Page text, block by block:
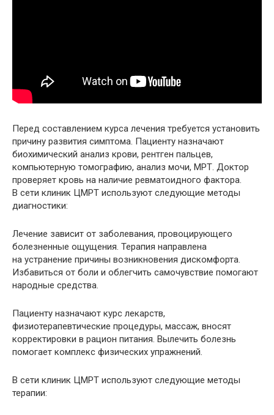
Перед составлением курса лечения требуется установить
причину развития симптома. Пациенту назначают
биохимический анализ крови, рентген пальцев,
компьютерную томографию, анализ мочи, МРТ. Доктор
проверяет кровь на наличие ревматоидного фактора.
В сети клиник ЦМРТ используют следующие методы
диагностики:
Лечение зависит от заболевания, провоцирующего
болезненные ощущения. Терапия направлена
на устранение причины возникновения дискомфорта.
Избавиться от боли и облегчить самочувствие помогают
народные средства.
Пациенту назначают курс лекарств,
физиотерапевтические процедуры, массаж, вносят
корректировки в рацион питания. Вылечить болезнь
помогает комплекс физических упражнений.
В сети клиник ЦМРТ используют следующие методы
терапии: